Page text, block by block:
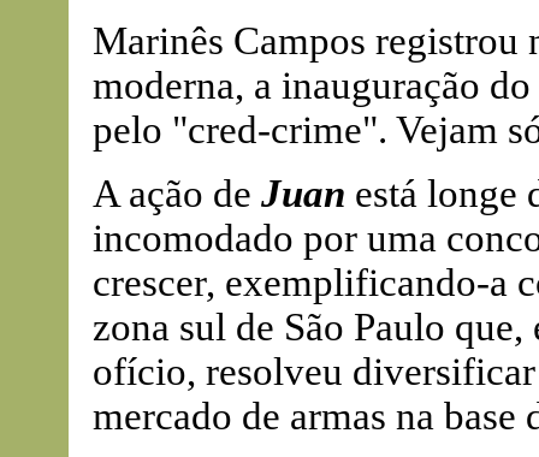
Marinês Campos
moderna, a inauguração
pelo "cred-crime". Vejam
A ação de Juan está longe
incomodado por uma
crescer, exemplificando-a
zona sul de São Paulo
ofício, resolveu
mercado de armas na